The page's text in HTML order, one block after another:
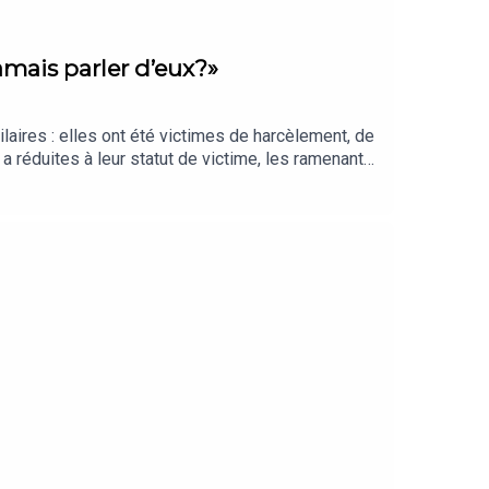
parler d’eux?»
: elles ont été victimes de harcèlement, de
réduites à leur statut de victime, les ramenant
pas dire "je". Dans cet épisode vous
Raphaëlle Bacqué (Le Monde).